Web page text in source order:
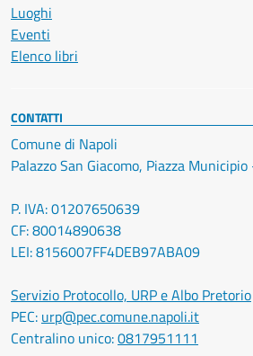
Luoghi
Eventi
Elenco libri
CONTATTI
Comune di Napoli
Palazzo San Giacomo, Piazza
P. IVA: 01207650639
CF: 80014890638
LEI: 8156007FF4DEB97ABA09
Servizio Protocollo, URP e Albo Pretorio
PEC: urp@pec.comune.napoli.it
Centralino unico:0817951111